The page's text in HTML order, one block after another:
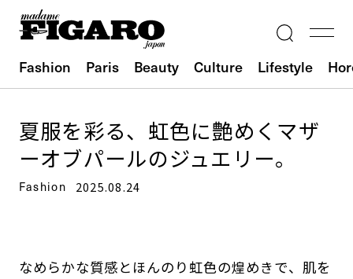
Fashion Paris Beauty Culture Lifestyle
夏服を彩る、虹色に艶めくマザ
ーオブパールのジュエリー。
Fashion 2025.08.24
なめらかな質感とほんのり虹色の煌めきで、肌を